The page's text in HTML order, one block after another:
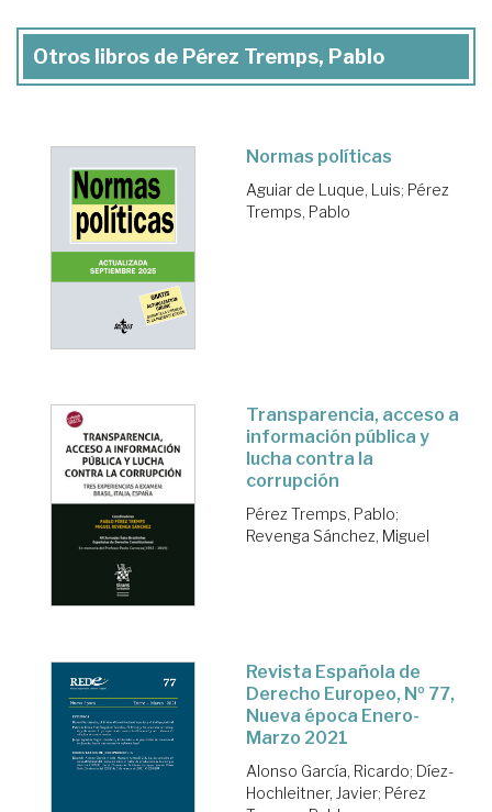
Otros libros de Pérez Tremps, Pablo
Normas políticas
Aguiar de Luque, Luis; Pérez
Tremps, Pablo
Transparencia, acceso a
información pública y
lucha contra la
corrupción
Pérez Tremps, Pablo;
Revenga Sánchez, Miguel
Revista Española de
Derecho Europeo, Nº 77,
Nueva época Enero-
Marzo 2021
Alonso García, Ricardo; Díez-
Hochleitner, Javier; Pérez